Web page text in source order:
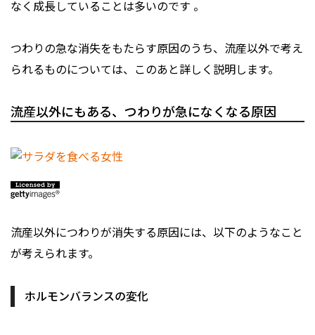
なく成長していることは多いのです 。
つわりの急な消失をもたらす原因のうち、流産以外で考え
られるものについては、このあと詳しく説明します。
流産以外にもある、つわりが急になくなる原因
流産以外につわりが消失する原因には、以下のようなこと
が考えられます。
ホルモンバランスの変化